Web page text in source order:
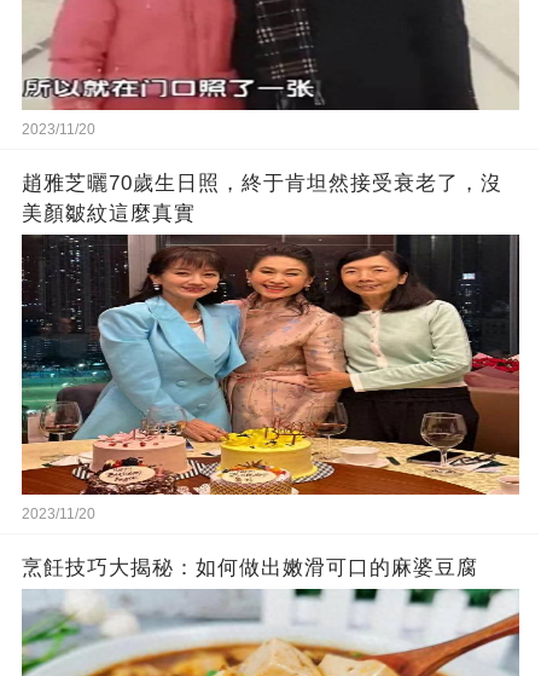
2023/11/20
趙雅芝曬70歲生日照，終于肯坦然接受衰老了，沒
美顏皺紋這麼真實
2023/11/20
烹飪技巧大揭秘：如何做出嫩滑可口的麻婆豆腐